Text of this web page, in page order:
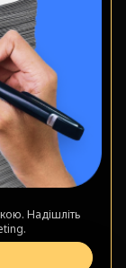
Надішліть